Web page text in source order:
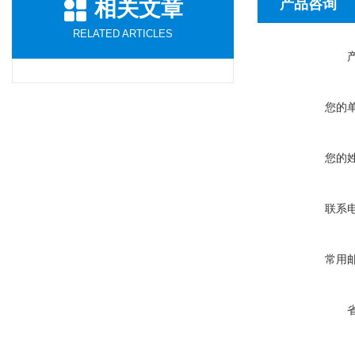
相关文章
RELATED ARTICLES
产品咨询
您的
您的
联系
常用